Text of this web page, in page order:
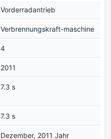
Vorderradantrieb
Verbrennungskraft-maschine
4
2011
7.3 s
7.3 s
Dezember, 2011 Jahr